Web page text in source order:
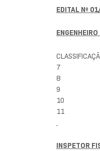
EDITAL Nº
7
8
9
10
11
INSPETOR